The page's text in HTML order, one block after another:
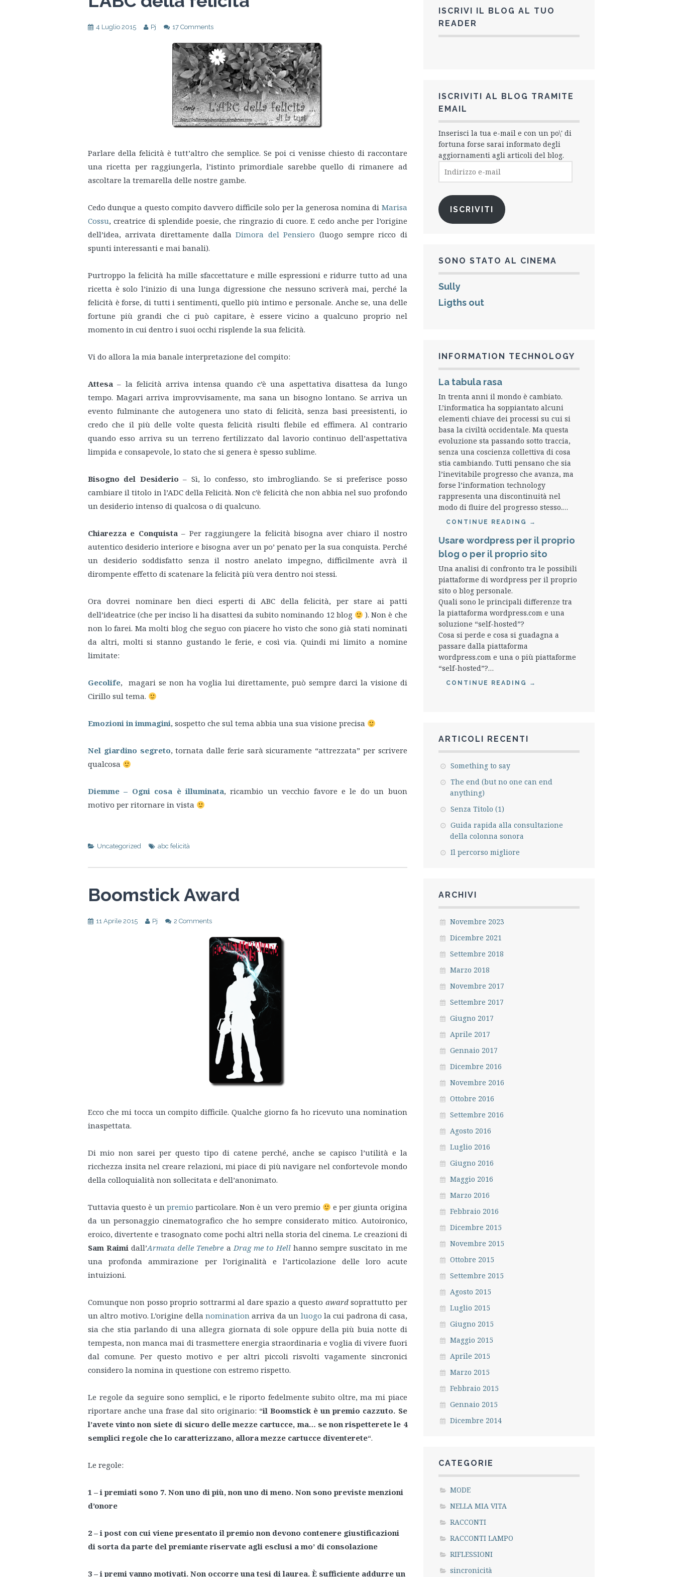
4 Luglio 2015 Pj 17 Comments
Parlare della felicità è tutt’altro che semplice. Se poi ci venisse chiesto di raccontare
una ricetta per raggiungerla, l’istinto primordiale sarebbe quello di rimanere ad
ascoltare la tremarella delle nostre gambe.
Cedo dunque a questo compito davvero difficile solo per la generosa nomina di Marisa
Cossu, creatrice di splendide poesie, che ringrazio di cuore. E cedo anche per l’origine
dell’idea, arrivata direttamente dallaDimora del Pensiero (luogo sempre ricco di
spunti interessanti e mai banali).
Purtroppo la felicità ha mille sfaccettature e mille espressioni e ridurre tutto ad una
ricetta è solo l’inizio di una lunga digressione che nessuno scriverà mai, perché la
felicità è forse, di tutti i sentimenti, quello più intimo e personale. Anche se, una delle
fortune più grandi che ci può capitare, è essere vicino a qualcuno proprio nel
momento in cui dentro i suoi occhi risplende la sua felicità.
Vi do allora la mia banale interpretazione del compito:
Attesa – la felicità arriva intensa quando c’è una aspettativa disattesa da lungo
tempo. Magari arriva improvvisamente, ma sana un bisogno lontano. Se arriva un
evento fulminante che autogenera uno stato di felicità, senza basi preesistenti, io
credo che il più delle volte questa felicità risulti flebile ed effimera. Al contrario
quando esso arriva su un terreno fertilizzato dal lavorio continuo dell’aspettativa
limpida e consapevole, lo stato che si genera è spesso sublime.
Bisogno del Desiderio – Sì, lo confesso, sto imbrogliando. Se si preferisce posso
cambiare il titolo in l’ADC della Felicità. Non c’è felicità che non abbia nel suo profondo
un desiderio intenso di qualcosa o di qualcuno.
Chiarezza e Conquista– Per raggiungere la felicità bisogna aver chiaro il nostro
autentico desiderio interiore e bisogna aver un po’ penato per la sua conquista. Perché
un desiderio soddisfatto senza il nostro anelato impegno, difficilmente avrà il
dirompente effetto di scatenare la felicità più vera dentro noi stessi.
Ora dovrei nominare ben dieci esperti di ABC della felicità, per stare ai patti
dell’ideatrice (che per inciso li ha disattesi da subito nominando 12 blog
). Non è che
non lo farei. Ma molti blog che seguo con piacere ho visto che sono già stati nominati
da altri, molti si stanno gustando le ferie, e così via. Quindi mi limito a nomine
limitate:
Gecolife, magari se non ha voglia lui direttamente, può sempre darci la visione di
Cirillo sul tema.
Emozioni in immagini, sospetto che sul tema abbia una sua visione precisa
Nel giardino segreto, tornata dalle ferie sarà sicuramente “attrezzata” per scrivere
qualcosa
Diemme – Ogni cosa è illuminata, ricambio un vecchio favore e le do un buon
motivo per ritornare in vista
Uncategorized abc felicità
Boomstick Award
11 Aprile 2015 Pj 2 Comments
Ecco che mi tocca un compito difficile. Qualche giorno fa ho ricevuto una nomination
inaspettata.
Di mio non sarei per questo tipo di catene perché, anche se capisco l’utilità e la
ricchezza insita nel creare relazioni, mi piace di più navigare nel confortevole mondo
della colloquialità non sollecitata e dell’anonimato.
Tuttavia questo è un premio particolare. Non è un vero premio
e per giunta origina
da un personaggio cinematografico che ho sempre considerato mitico. Autoironico,
eroico, divertente e trasognato come pochi altri nella storia del cinema. Le creazioni di
Sam Raimi dall’Armata delle Tenebre aDrag me to Hell hanno sempre suscitato in me
una profonda ammirazione per l’originalità e l’articolazione delle loro acute
intuizioni.
Comunque non posso proprio sottrarmi al dare spazio a questo awardsoprattutto per
un altro motivo. L’origine dellanomination arriva da un luogo la cui padrona di casa,
sia che stia parlando di una allegra giornata di sole oppure della più buia notte di
tempesta, non manca mai di trasmettere energia straordinaria e voglia di vivere fuori
dal comune. Per questo motivo e per altri piccoli risvolti vagamente sincronici
considero la nomina in questione con estremo rispetto.
Le regole da seguire sono semplici, e le riporto fedelmente subito oltre, ma mi piace
riportare anche una frase dal sito originario: “il Boomstick è un premio cazzuto. Se
l’avete vinto non siete di sicuro delle mezze cartucce, ma… se non rispetterete le 4
semplici regole che lo caratterizzano, allora mezze cartucce diventerete“.
Le regole:
1 – i premiati sono 7. Non uno di più, non uno di meno. Non sono previste menzioni
d’onore
2 – i post con cui viene presentato il premio non devono contenere giustificazioni
di sorta da parte del premiante riservate agli esclusi a mo’ di consolazione
3 – i premi vanno motivati. Non occorre una tesi di laurea. È sufficiente addurre un
ISCRIVI IL BLOG AL TUO
READER
ISCRIVITI AL BLOG TRAMITE
EMAIL
Inserisci la tua e-mail e con un po\' di
fortuna forse sarai informato degli
aggiornamenti agli articoli del blog.
e-
ISCRIVITI
SONO STATO AL CINEMA
Sully
Ligths out
INFORMATION TECHNOLOGY
La tabula rasa
In trenta anni il mondo è cambiato.
L’informatica ha soppiantato alcuni
elementi chiave dei processi su cui si
basa la civiltà occidentale. Ma questa
evoluzione sta passando sotto traccia,
senza una coscienza collettiva di cosa
stia cambiando. Tutti pensano che sia
l’inevitabile progresso che avanza, ma
forse l’information technology
rappresenta una discontinuità nel
modo di fluire del progresso stesso.…
CONTINUE READING →
Usare wordpress per il proprio
blog o per il proprio sito
Una analisi di confronto tra le possibili
piattaforme di wordpress per il proprio
sito o blog personale.
Quali sono le principali differenze tra
la piattaforma wordpress.com e una
soluzione “self-hosted”?
Cosa si perde e cosa si guadagna a
passare dalla piattaforma
wordpress.com e una o più piattaforme
“self-hosted”?…
CONTINUE READING →
ARTICOLI RECENTI
Something to say
The end (but no one can end
anything)
Senza Titolo (1)
Guida rapida alla consultazione
della colonna sonora
Il percorso migliore
ARCHIVI
Novembre 2023
Dicembre 2021
Settembre 2018
Marzo 2018
Novembre 2017
Settembre 2017
Giugno 2017
Aprile 2017
Gennaio 2017
Dicembre 2016
Novembre 2016
Ottobre 2016
Settembre 2016
Agosto 2016
Luglio 2016
Giugno 2016
Maggio 2016
Marzo 2016
Febbraio 2016
Dicembre 2015
Novembre 2015
Ottobre 2015
Settembre 2015
Agosto 2015
Luglio 2015
Giugno 2015
Maggio 2015
Aprile 2015
Marzo 2015
Febbraio 2015
Gennaio 2015
Dicembre 2014
CATEGORIE
MODE
NELLA MIA VITA
RACCONTI
RACCONTI LAMPO
RIFLESSIONI
sincronicità